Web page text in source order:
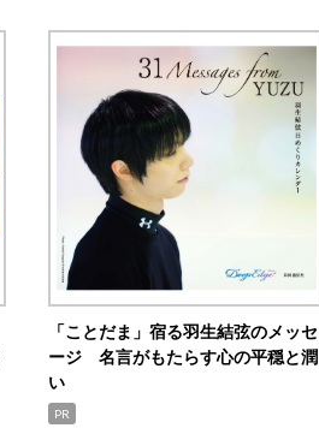
「ことだま」宿る羽生結弦のメッセ
ージ 名言がもたらす心の平穏と潤
い
PR